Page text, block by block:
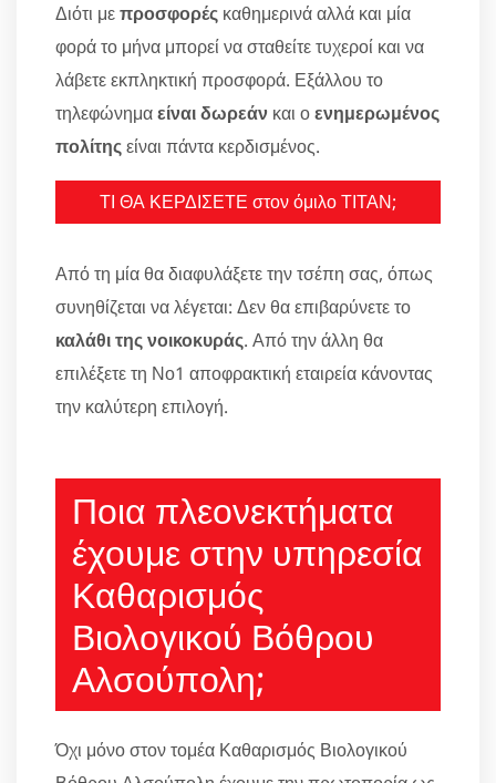
Διότι μεπροσφορές καθημερινά αλλά και μία
φορά το μήνα μπορεί να σταθείτε τυχεροί και να
λάβετε εκπληκτική προσφορά. Εξάλλου το
τηλεφώνημαείναι δωρεάν και οενημερωμένος
πολίτηςείναι πάντα κερδισμένος.
ΤΙ ΘΑ ΚΕΡΔΙΣΕΤΕ στον όμιλο ΤΙΤΑΝ;
Από τη μία θα διαφυλάξετε την τσέπη σας, όπως
συνηθίζεται να λέγεται: Δεν θα επιβαρύνετε το
καλάθι της νοικοκυράς. Από την άλλη θα
επιλέξετε τη Νο1 αποφρακτική εταιρεία κάνοντας
την καλύτερη επιλογή.
Ποια πλεονεκτήματα
έχουμε στην υπηρεσία
Καθαρισμός
Βιολογικού Βόθρου
Αλσούπολη;
Όχι μόνο στον τομέα Καθαρισμός Βιολογικού